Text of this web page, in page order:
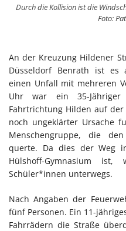
Durch die Kollision ist die
Foto:
An der Kreuzung Hildener
Düsseldorf Benrath ist es
einen Unfall mit mehreren
Uhr war ein 35-
Fahrtrichtung Hilden auf
noch ungeklärter Ursache
Menschengruppe, die
querte. Da dies der Weg
Hülshoff-Gymnasium
Schüler*innen unterwegs.
Nach Angaben der
fünf Personen. Ein 11-
Fahrrädern die Straße